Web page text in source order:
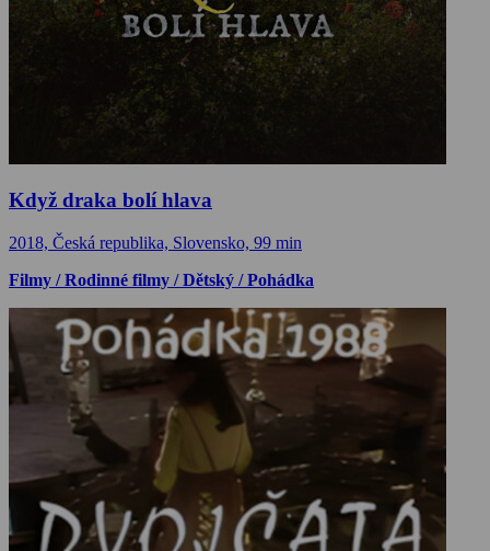
Když draka bolí hlava
2018, Česká republika, Slovensko, 99 min
Filmy / Rodinné filmy / Dětský / Pohádka